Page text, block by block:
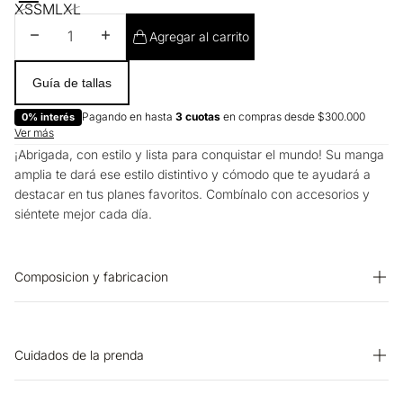
XSSML XL
Disminuir cantidadAumentar cantidad
Agregar al carrito
Guía de tallas
0% interés Pagando en hasta 3 cuotas en compras desde $300.000
Ver más
¡Abrigada, con estilo y lista para conquistar el mundo! Su manga
amplia te dará ese estilo distintivo y cómodo que te ayudará a
destacar en tus planes favoritos. Combínalo con accesorios y
siéntete mejor cada día.
Composicion y fabricacion
Cuidados de la prenda